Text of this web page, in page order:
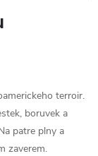
terroir.
boruvek a
patre plny a
zaverem.